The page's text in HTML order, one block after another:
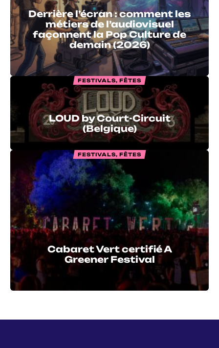
Derrière l’écran : comment les
métiers de l’audiovisuel
façonnent la Pop Culture de
demain (2026)
FESTIVALS, FÊTES
LOUD by Court-Circuit
(Belgique)
FESTIVALS, FÊTES
Cabaret Vert certifié A
Greener Festival